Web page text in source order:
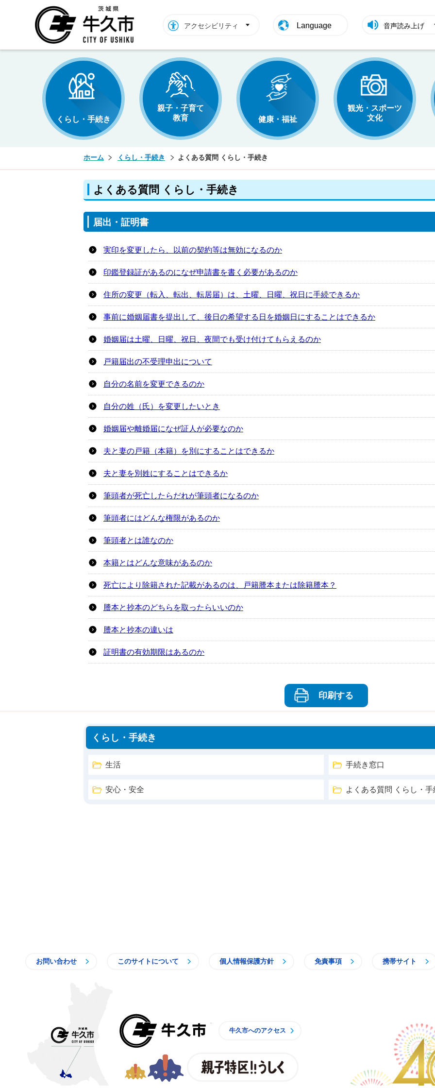
アクセシビリティ Language 音声読み上げ
くらし・手続き
親子・子育て
教育
健康・福祉
観光・スポーツ
文化
ホーム くらし・手続き よくある質問 くらし・手続き
よくある質問 くらし・手続き
届出・証明書
実印を変更したら、以前の契約等は無効になるのか
印鑑登録証があるのになぜ申請書を書く必要があるのか
住所の変更（転入、転出、転居届）は、土曜、日曜、祝日に手続できるか
事前に婚姻届書を提出して、後日の希望する日を婚姻日にすることはできるか
婚姻届は土曜、日曜、祝日、夜間でも受け付けてもらえるのか
戸籍届出の不受理申出について
自分の名前を変更できるのか
自分の姓（氏）を変更したいとき
婚姻届や離婚届になぜ証人が必要なのか
夫と妻の戸籍（本籍）を別にすることはできるか
夫と妻を別姓にすることはできるか
筆頭者が死亡したらだれが筆頭者になるのか
筆頭者にはどんな権限があるのか
筆頭者とは誰なのか
本籍とはどんな意味があるのか
死亡により除籍された記載があるのは、戸籍謄本または除籍謄本？
謄本と抄本のどちらを取ったらいいのか
謄本と抄本の違いは
証明書の有効期限はあるのか
印刷する
くらし・手続き
生活 手続き窓口
安心・安全 よくある質問 くらし・手
お問い合わせ このサイトについて 個人情報保護方針 免責事項 携帯サイト
牛久市へのアクセス